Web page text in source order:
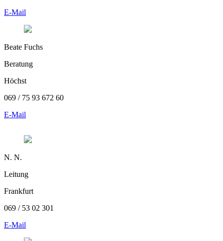
E-Mail
Beate Fuchs
Beratung
Höchst
069 / 75 93 672 60
E-Mail
N. N.
Leitung
Frankfurt
069 / 53 02 301
E-Mail